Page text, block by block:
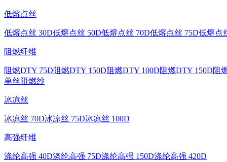
低熔点丝
低熔点丝 30D低熔点丝 50D低熔点丝 70D低熔点丝 75D低熔点
阻燃纤维
阻燃DTY 75D阻燃DTY 150D阻燃DTY 100D阻燃DTY 150D阻
单丝阻燃纱
冰凉丝
冰凉丝 70D冰凉丝 75D冰凉丝 100D
高强纤维
涤纶高强 40D涤纶高强 75D涤纶高强 150D涤纶高强 420D